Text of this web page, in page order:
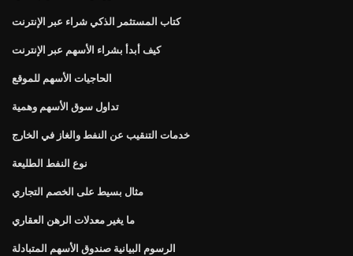
كتاب المستثمر الذكي شراء عبر الإنترنت
كيف أبدأ بشراء الأسهم عبر الإنترنت
الحاجيات الأسهم للموقع
تداول سوق الأسهم وهمية
خدمات التنقيب عن النفط والغاز في الخارج
نوع النفط الطليعة
مثال بسيط على الخصم التجاري
ما يغير معدلات الرهن العقاري
الرسوم البيانية صندوق الأسهم المتبادلة